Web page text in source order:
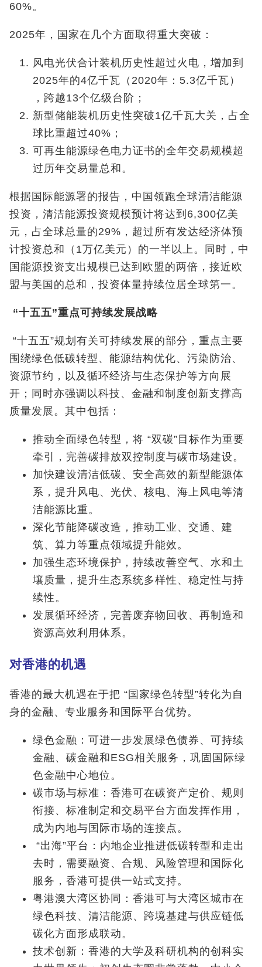
60%。
2025年，国家在几个方面取得重大突破：
风电光伏合计装机历史性超过火电，增加到
2025年的4亿千瓦（2020年：5.3亿千瓦）
，跨越13个亿级台阶；
新型储能装机历史性突破1亿千瓦大关，占全
球比重超过40%；
可再生能源绿色电力证书的全年交易规模超
过历年交易量总和。
根据国际能源署的报告，中国领跑全球清洁能源
投资，清洁能源投资规模预计将达到6,300亿美
元，占全球总量的29%，超过所有发达经济体预
计投资总和（1万亿美元）的一半以上。同时，中
国能源投资支出规模已达到欧盟的两倍，接近欧
盟与美国的总和，投资体量持续位居全球第一。
“十五五”重点可持续发展战略
“十五五”规划有关可持续发展的部分，重点主要
围绕绿色低碳转型、能源结构优化、污染防治、
资源节约，以及循环经济与生态保护等方向展
开；同时亦强调以科技、金融和制度创新支撑高
质量发展。其中包括：
推动全面绿色转型，将 “双碳”目标作为重要
牵引，完善碳排放双控制度与碳市场建设。
加快建设清洁低碳、安全高效的新型能源体
系，提升风电、光伏、核电、海上风电等清
洁能源比重。
深化节能降碳改造，推动工业、交通、建
筑、算力等重点领域提升能效。
加强生态环境保护，持续改善空气、水和土
壤质量，提升生态系统多样性、稳定性与持
续性。
发展循环经济，完善废弃物回收、再制造和
资源高效利用体系。
对香港的机遇
香港的最大机遇在于把 “国家绿色转型”转化为自
身的金融、专业服务和国际平台优势。
绿色金融：可进一步发展绿色债券、可持续
金融、碳金融和ESG相关服务，巩固国际绿
色金融中心地位。
碳市场与标准：香港可在碳资产定价、规则
衔接、标准制定和交易平台方面发挥作用，
成为内地与国际市场的连接点。
“出海”平台：内地企业推进低碳转型和走出
去时，需要融资、合规、风险管理和国际化
服务，香港可提供一站式支持。
粤港澳大湾区协同：香港可与大湾区城市在
绿色科技、清洁能源、跨境基建与供应链低
碳化方面形成联动。
技术创新：香港的大学及科研机构的创科实